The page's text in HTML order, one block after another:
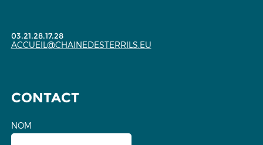
03.21.28.17.28
ACCUEIL@CHAINEDESTERRILS.EU
CONTACT
NOM